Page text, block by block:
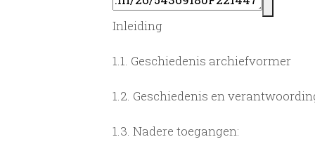
Inleiding
1.1. Geschiedenis archiefvormer
1.2. Geschiedenis en
1.3. Nadere toegangen: